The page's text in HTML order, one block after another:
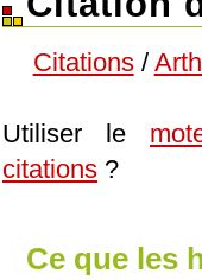
Citations/
Utiliser le
citations ?
Ce que les